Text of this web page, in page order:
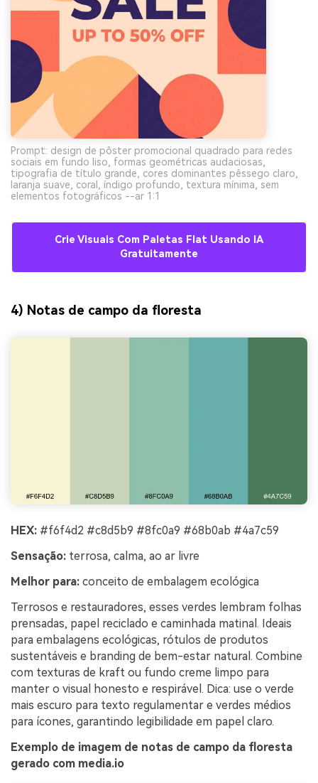
Prompt: design de pôster promocional quadrado para redes
sociais em fundo liso, formas geométricas audaciosas,
tipografia de título grande, cores dominantes pêssego claro,
laranja suave, coral, índigo profundo, textura mínima, sem
elementos fotográficos --ar 1:1
Crie Visuais Com Paletas Flat Usando IA
Gratuitamente
4) Notas de campo da floresta
HEX: #f6f4d2 #c8d5b9 #8fc0a9 #68b0ab #4a7c59
Sensação: terrosa, calma, ao ar livre
Melhor para: conceito de embalagem ecológica
Terrosos e restauradores, esses verdes lembram folhas
prensadas, papel reciclado e caminhada matinal. Ideais
para embalagens ecológicas, rótulos de produtos
sustentáveis e branding de bem-estar natural. Combine
com texturas de kraft ou fundo creme limpo para
manter o visual honesto e respirável. Dica: use o verde
mais escuro para texto regulamentar e verdes médios
para ícones, garantindo legibilidade em papel claro.
Exemplo de imagem de notas de campo da floresta
gerado com media.io